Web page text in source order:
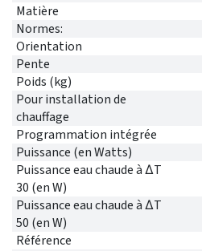
Matière
Normes:
Orientation
Pente
Poids (kg)
Pour installation de
chauffage
Programmation intégrée
Puissance (en Watts)
Puissance eau chaude à ∆T
30 (en W)
Puissance eau chaude à ∆T
50 (en W)
Référence